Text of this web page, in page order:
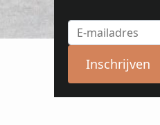
Inschrijven